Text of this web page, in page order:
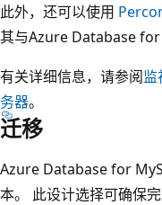
此外，还可以使用
其与Azure Database for
有关详细信息，请参阅
务器。
迁移
Azure Database for
本。 此设计选择可确保